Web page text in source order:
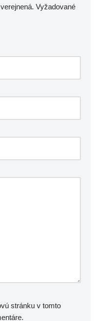
Vyžadované
stránku v tomto